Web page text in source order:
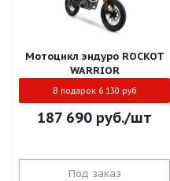
Мотоцикл эндуро ROCKOT
WARRIOR
В подарок 6 130 руб
187 690 руб./шт
Под заказ